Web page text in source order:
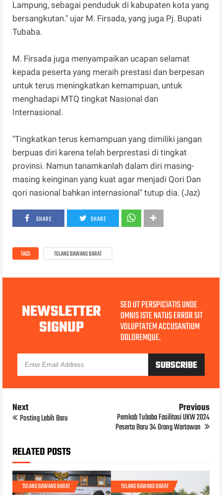
Lampung, sebagai penduduk di kabupaten kota yang
bersangkutan." ujar M. Firsada, yang juga Pj. Bupati
Tubaba.
M. Firsada juga menyampaikan ucapan selamat
kepada peserta yang meraih prestasi dan berpesan
untuk terus meningkatkan kemampuan, untuk
menghadapi MTQ tingkat Nasional dan
Internasional.
"Tingkatkan terus kemampuan yang dimiliki jangan
berpuas diri karena telah berprestasi di tingkat
provinsi. Namun tanamkanlah dalam diri masing-
masing keinginan yang kuat agar menjadi Qori Dan
qori nasional bahkan internasional" tutup dia. (Jaz)
SHARE SHARE
TAGS TULANG BAWANG BARAT
NEWSLETTER
SIGNUP
SED UT PERSPICIATIS UNDE
OMNIS ISTE NATUS ERROR SIT
VOLUPTATEM ACCUSANTIUM
DOLOREMQUE.
Next
Posting Lebih Baru
Previous
Pemkab Tubaba Fasilitasi UKW 2024
Peserta Baru 34 Orang Wartawan
RELATED POSTS
TULANG BAWANG BARAT TULANG BAWANG BARAT